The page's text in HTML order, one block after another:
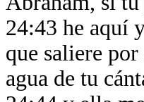
24:43 he aquí
que saliere
agua de tu